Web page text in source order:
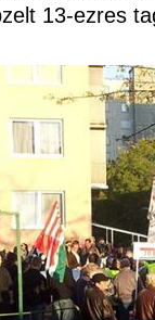
13-ezres